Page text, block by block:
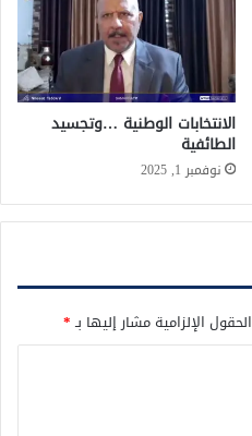
الانتخابات الوطنية …وتجسيد
الطائفية
نوفمبر 1, 2025
الحقول الإلزامية مشار إليها بـ*